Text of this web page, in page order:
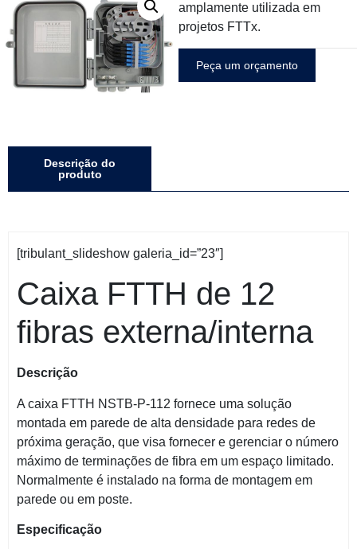
amplamente utilizada em
projetos FTTx.
Peça um orçamento
Descrição do
produto
[tribulant_slideshow galeria_id=”23″]
Caixa FTTH de 12
fibras externa/interna
Descrição
A caixa FTTH NSTB-P-112 fornece uma solução
montada em parede de alta densidade para redes de
próxima geração, que visa fornecer e gerenciar o número
máximo de terminações de fibra em um espaço limitado.
Normalmente é instalado na forma de montagem em
parede ou em poste.
Especificação